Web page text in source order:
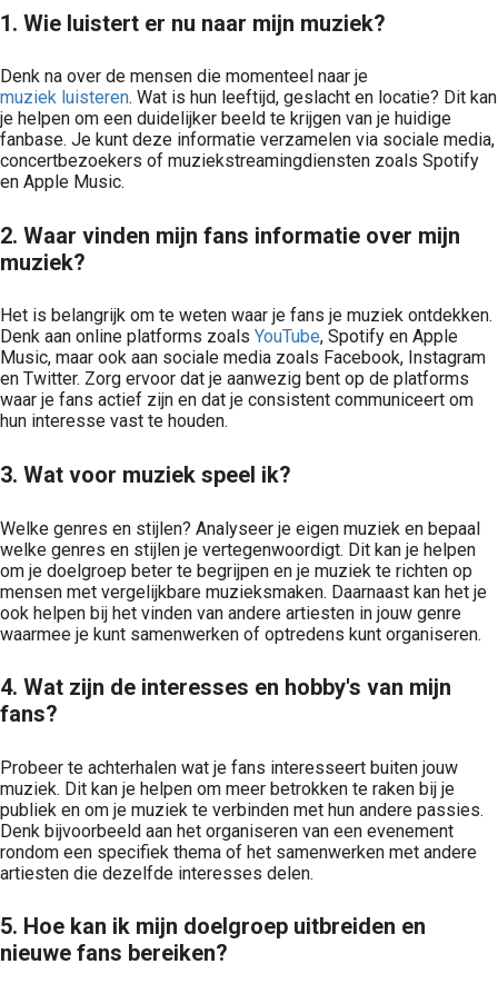
1. Wie luistert er nu naar mijn muziek?
Denk na over de mensen die momenteel naar je
muziek luisteren. Wat is hun leeftijd, geslacht en locatie? Dit kan
je helpen om een duidelijker beeld te krijgen van je huidige
fanbase. Je kunt deze informatie verzamelen via sociale media,
concertbezoekers of muziekstreamingdiensten zoals Spotify
en Apple Music.
2. Waar vinden mijn fans informatie over mijn
muziek?
Het is belangrijk om te weten waar je fans je muziek ontdekken.
Denk aan online platforms zoals YouTube, Spotify en Apple
Music, maar ook aan sociale media zoals Facebook, Instagram
en Twitter. Zorg ervoor dat je aanwezig bent op de platforms
waar je fans actief zijn en dat je consistent communiceert om
hun interesse vast te houden.
3. Wat voor muziek speel ik?
Welke genres en stijlen? Analyseer je eigen muziek en bepaal
welke genres en stijlen je vertegenwoordigt. Dit kan je helpen
om je doelgroep beter te begrijpen en je muziek te richten op
mensen met vergelijkbare muzieksmaken. Daarnaast kan het je
ook helpen bij het vinden van andere artiesten in jouw genre
waarmee je kunt samenwerken of optredens kunt organiseren.
4. Wat zijn de interesses en hobby's van mijn
fans?
Probeer te achterhalen wat je fans interesseert buiten jouw
muziek. Dit kan je helpen om meer betrokken te raken bij je
publiek en om je muziek te verbinden met hun andere passies.
Denk bijvoorbeeld aan het organiseren van een evenement
rondom een specifiek thema of het samenwerken met andere
artiesten die dezelfde interesses delen.
5. Hoe kan ik mijn doelgroep uitbreiden en
nieuwe fans bereiken?